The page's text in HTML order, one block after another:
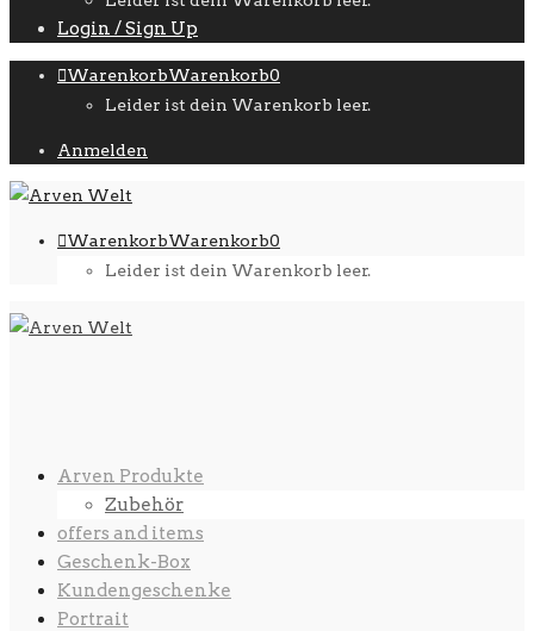
Login / Sign Up
WarenkorbWarenkorb0
Leider ist dein Warenkorb leer.
Anmelden
WarenkorbWarenkorb0
Leider ist dein Warenkorb leer.
Arven Produkte
Zubehör
offers and items
Geschenk-Box
Kundengeschenke
Portrait